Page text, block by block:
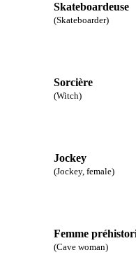
Skateboardeuse
(Skateboarder)
Sorcière
(Witch)
Jockey
(Jockey, female)
Femme
(Cave woman)